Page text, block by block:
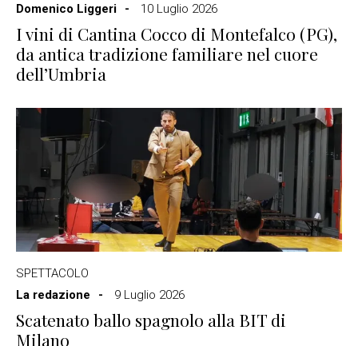
Domenico Liggeri
10 Luglio 2026
I vini di Cantina Cocco di Montefalco (PG),
da antica tradizione familiare nel cuore
dell’Umbria
SPETTACOLO
La redazione
9 Luglio 2026
Scatenato ballo spagnolo alla BIT di
Milano